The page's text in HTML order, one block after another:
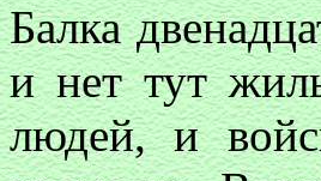
Балка
и нет тут
людей, и